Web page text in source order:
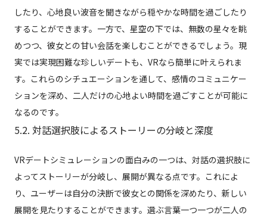
したり、心地良い波音を聞きながら穏やかな時間を過ごしたり
することができます。一方で、星空の下では、無数の星々を眺
めつつ、彼女との甘い会話を楽しむことができるでしょう。現
実では実現困難な珍しいデートも、VRなら簡単に叶えられま
す。これらのシチュエーションを通して、感情のコミュニケー
ションを深め、二人だけの心地よい時間を過ごすことが可能に
なるのです。
5.2. 対話選択肢によるストーリーの分岐と深度
VRデートシミュレーションの面白みの一つは、対話の選択肢に
よってストーリーが分岐し、展開が異なる点です。これによ
り、ユーザーは自分の決断で彼女との関係を深めたり、新しい
展開を見たりすることができます。選ぶ言葉一つ一つが二人の